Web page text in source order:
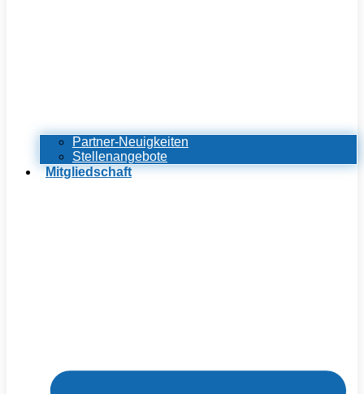
Partner-Neuigkeiten
Stellenangebote
Mitgliedschaft